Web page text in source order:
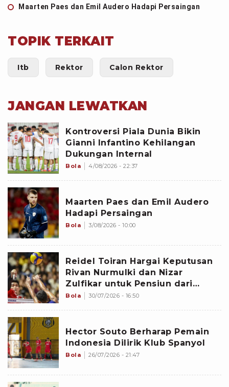
Maarten Paes dan Emil Audero Hadapi Persaingan
TOPIK TERKAIT
Itb Rektor Calon Rektor
JANGAN LEWATKAN
Kontroversi Piala Dunia Bikin
Gianni Infantino Kehilangan
Dukungan Internal
Bola 4/08/2026 - 22:37
Maarten Paes dan Emil Audero
Hadapi Persaingan
Bola 3/08/2026 - 10:00
Reidel Toiran Hargai Keputusan
Rivan Nurmulki dan Nizar
Zulfikar untuk Pensiun dari
Timnas Voli Indonesia
Bola 30/07/2026 - 16:50
Hector Souto Berharap Pemain
Indonesia Dilirik Klub Spanyol
Bola 26/07/2026 - 21:47